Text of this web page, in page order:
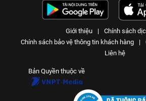
Giới thiệu | Chính sách
Chính sách bảo vệ thông tin khách hàng
|
Liên hệ
Bản Quyền thuộc về